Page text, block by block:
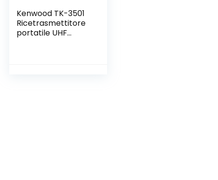
Kenwood TK-3501
Ricetrasmettitore
portatile UHF